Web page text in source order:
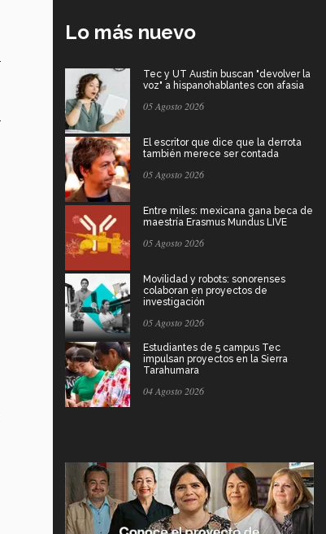
Lo más nuevo
Tec y UT Austin buscan "devolver la
voz" a hispanohablantes con afasia
05 Agosto 2026
El escritor que dice que la derrota
también merece ser contada
05 Agosto 2026
Entre miles: mexicana gana beca de
maestría Erasmus Mundus LIVE
05 Agosto 2026
Movilidad y robots: sonorenses
colaboran en proyectos de
investigación
05 Agosto 2026
Estudiantes de 5 campus Tec
impulsan proyectos en la Sierra
Tarahumara
04 Agosto 2026